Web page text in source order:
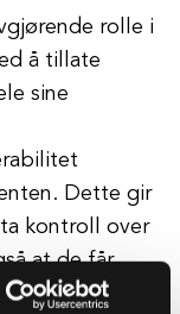
rolle i
å tillate
sine
Dette gir
kontroll over
at de får
på